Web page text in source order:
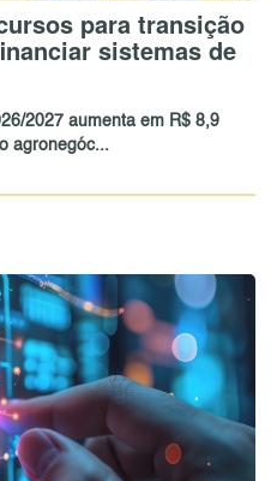
para transição
sistemas de
2027 aumenta em R$ 8,9
agronegóc...